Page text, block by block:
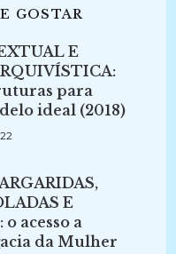
GOSTAR
E
para
ideal (2018)
E
acesso a
da Mulher